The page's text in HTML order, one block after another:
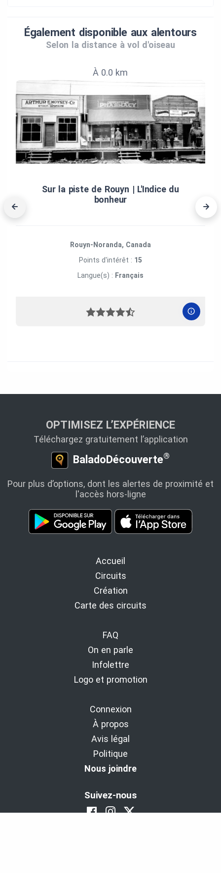
Également disponible aux alentours
Selon la distance à vol d'oiseau
À 0.0 km
Sur la piste de Rouyn | L'Indice du
bonheur
Rouyn-Noranda, Canada
Points d'intérêt : 15
Langue(s) : Français
OPTIMISEZ L’EXPÉRIENCE
Téléchargez gratuitement l’application
BaladoDécouverte®
Pour plus d’options, dont les alertes de proximité et
l'accès hors-ligne
Accueil
Circuits
Création
Carte des circuits
FAQ
On en parle
Infolettre
Logo et promotion
Connexion
À propos
Avis légal
Politique
Nous joindre
Suivez-nous